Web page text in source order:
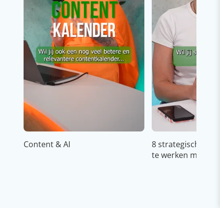
Content & AI
8 strategische
te werken met